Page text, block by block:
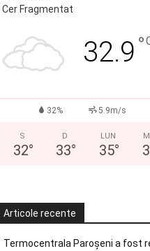
Cer Fragmentat
32.9 °
32% 5.9m/s
S
32°
D
33°
LUN
35°
Articole recente
Termocentrala Paroșeni a fost